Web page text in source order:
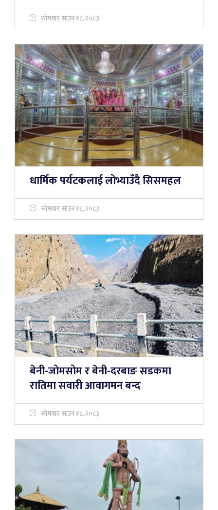
सोमबार, साउन १८, २०८३
धार्मिक पर्यटकलाई लोभ्याउँदै सिसमहल
सोमबार, साउन १८, २०८३
बेनी-जोमसोम र बेनी-दरबाङ सडकमा
रातिमा सवारी आवागमन बन्द
सोमबार, साउन १८, २०८३